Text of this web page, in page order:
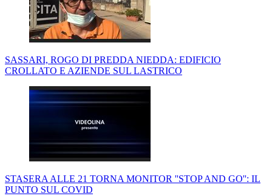
SASSARI, ROGO DI PREDDA NIEDDA: EDIFICIO
CROLLATO E AZIENDE SUL LASTRICO
STASERA ALLE 21 TORNA MONITOR ''STOP AND GO'': IL
PUNTO SUL COVID